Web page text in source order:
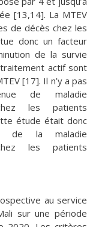
[13,14]. La MTEV
de décès chez les
donc un facteur
de la survie
actif sont
[17]. Il n’y a pas
de maladie
les patients
étude était donc
de la maladie
les patients
au service
sur une période